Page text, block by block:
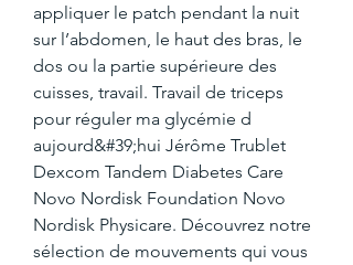
appliquer le patch pendant la nuit
sur l’abdomen, le haut des bras, le
dos ou la partie supérieure des
cuisses, travail. Travail de triceps
pour réguler ma glycémie d
aujourd&#39;hui Jérôme Trublet
Dexcom Tandem Diabetes Care
Novo Nordisk Foundation Novo
Nordisk Physicare. Découvrez notre
sélection de mouvements qui vous